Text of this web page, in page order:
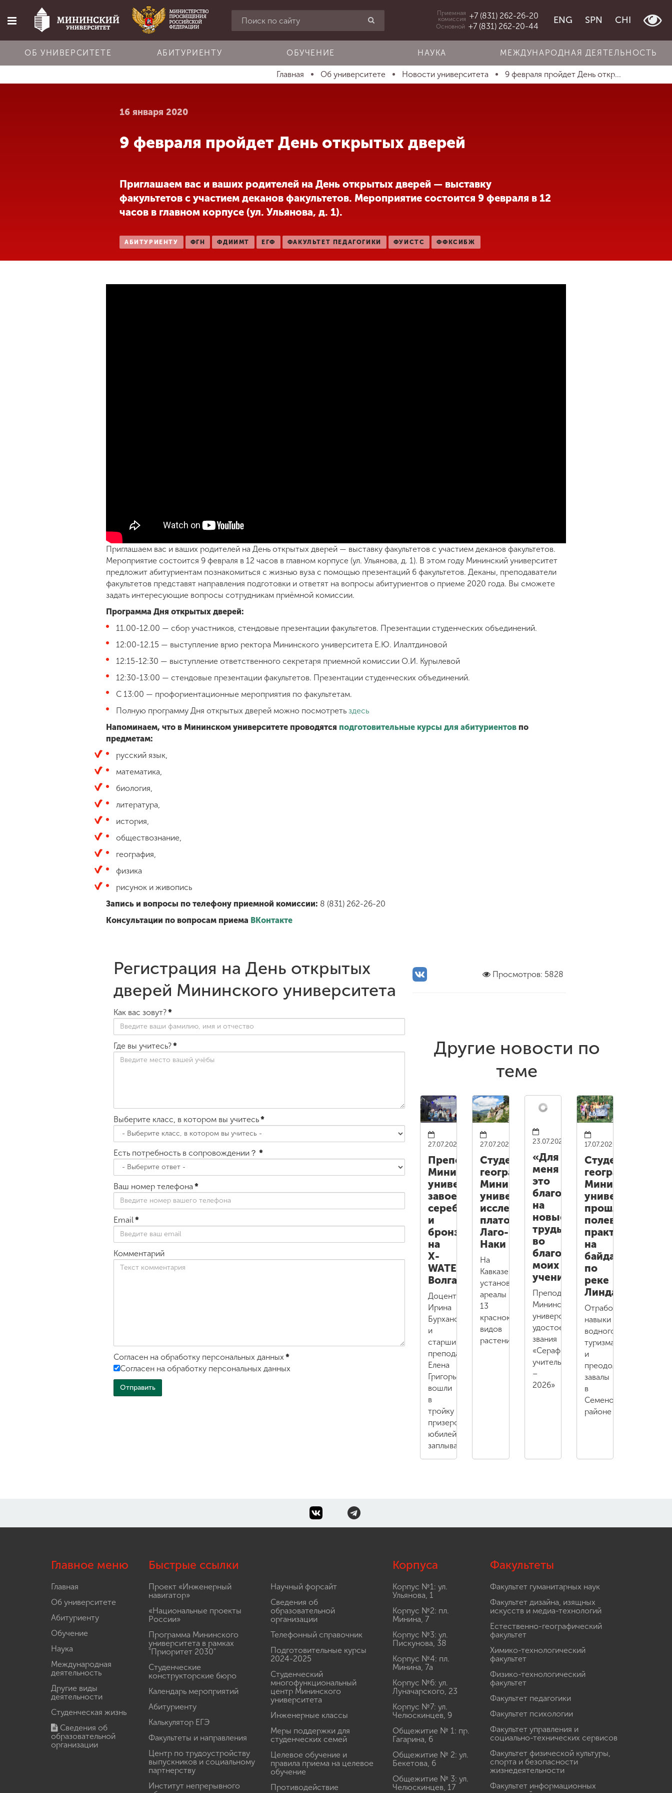
Главная
Приемная
комиссия +7 (831) 262-26-20
Основной +7 (831) 262-20-44
ENG SPN CHI
ОБ УНИВЕРСИТЕТЕ АБИТУРИЕНТУ ОБУЧЕНИЕ НАУКА МЕЖДУНАРОДНАЯ ДЕЯТЕЛЬНОСТЬ
Главная Об университете Новости университета 9 февраля пройдет День откр...
16 января 2020
9 февраля пройдет День открытых дверей
Приглашаем вас и ваших родителей на День открытых дверей — выставку
факультетов с участием деканов факультетов. Мероприятие состоится 9 февраля в 12
часов в главном корпусе (ул. Ульянова, д. 1).
АБИТУРИЕНТУ ФГН ФДИИМТ ЕГФ ФАКУЛЬТЕТ ПЕДАГОГИКИ ФУИСТС ФФКСИБЖ
Приглашаем вас и ваших родителей на День открытых дверей — выставку факультетов с участием деканов факультетов.
Мероприятие состоится 9 февраля в 12 часов в главном корпусе (ул. Ульянова, д. 1). В этом году Мининский университет
предложит абитуриентам познакомиться с жизнью вуза с помощью презентаций 6 факультетов. Деканы, преподаватели
факультетов представят направления подготовки и ответят на вопросы абитуриентов о приеме 2020 года. Вы сможете
задать интересующие вопросы сотрудникам приёмной комиссии.
Программа Дня открытых дверей:
11.00-12.00 — сбор участников, стендовые презентации факультетов. Презентации студенческих объединений.
12:00-12.15 — выступление врио ректора Мининского университета Е.Ю. Илалтдиновой
12:15-12:30 — выступление ответственного секретаря приемной комиссии О.И. Курылевой
12:30-13:00 — стендовые презентации факультетов. Презентации студенческих объединений.
С 13:00 — профориентационные мероприятия по факультетам.
Полную программу Дня открытых дверей можно посмотреть здесь
Напоминаем, что в Мининском университете проводятся подготовительные курсы для абитуриентов по
предметам:
русский язык,
математика,
биология,
литература,
история,
обществознание,
география,
физика
рисунок и живопись
Запись и вопросы по телефону приемной комиссии: 8 (831) 262-26-20
Консультации по вопросам приема ВКонтакте
Регистрация на День открытых
дверей Мининского университета
Как вас зовут?*
Где вы учитесь?*
Выберите класс, в котором вы учитесь*
Есть потребность в сопровождении？ *
Ваш номер телефона *
Email *
Комментарий
Согласен на обработку персональных данных *
Согласен на обработку персональных данных
Просмотров: 5828
Другие новости по
теме
27.07.2026
Преподаватели
Мининского
университета
завоевали
серебро
и
бронзу
на
X-
WATERS
Волга
Доцент
Ирина
Бурханова
и
старший
преподаватель
Елена
Григорьева
вошли
в
тройку
призеров
юбилейного
заплыва
27.07.2026
Студенты-
географы
Мининского
университета
исследовали
плато
Лаго-
Наки
На
Кавказе
установили
ареалы
13
краснокнижных
видов
растений
23.07.2026
«Для
меня
это
благословение
на
новые
труды
во
благо
моих
учеников»
Преподаватель
Мининского
университета
удостоен
звания
«Серафимовский
учитель
–
2026»
17.07.2026
Студенты-
географы
Мининского
университета
прошли
полевую
практику
на
байдарках
по
реке
Линда
Отработали
навыки
водного
туризма
и
преодолели
завалы
в
Семеновском
районе
Главное меню
Главная
Об университете
Абитуриенту
Обучение
Наука
Международная
деятельность
Другие виды
деятельности
Студенческая жизнь
Сведения об
образовательной
организации
Быстрые ссылки
Проект «Инженерный
навигатор»
«Национальные проекты
России»
Программа Мининского
университета в рамках
"Приоритет 2030"
Студенческие
конструкторские бюро
Календарь мероприятий
Абитуриенту
Калькулятор ЕГЭ
Факультеты и направления
Центр по трудоустройству
выпускников и социальному
партнерству
Институт непрерывного
Научный форсайт
Сведения об
образовательной
организации
Телефонный справочник
Подготовительные курсы
2024-2025
Студенческий
многофункциональный
центр Мининского
университета
Инженерные классы
Меры поддержки для
студенческих семей
Целевое обучение и
правила приема на целевое
обучение
Противодействие
Корпуса
Корпус №1: ул.
Ульянова, 1
Корпус №2: пл.
Минина, 7
Корпус №3: ул.
Пискунова, 38
Корпус №4: пл.
Минина, 7а
Корпус №6: ул.
Луначарского, 23
Корпус №7: ул.
Челюскинцев, 9
Общежитие № 1: пр.
Гагарина, 6
Общежитие № 2: ул.
Бекетова, 6
Общежитие № 3: ул.
Челюскинцев, 17
Факультеты
Факультет гуманитарных наук
Факультет дизайна, изящных
искусств и медиа-технологий
Естественно-географический
факультет
Химико-технологический
факультет
Физико-технологический
факультет
Факультет педагогики
Факультет психологии
Факультет управления и
социально-технических сервисов
Факультет физической культуры,
спорта и безопасности
жизнедеятельности
Факультет информационных